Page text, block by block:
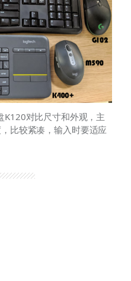
K120对比尺寸和外观，主
比较紧凑，输入时要适应